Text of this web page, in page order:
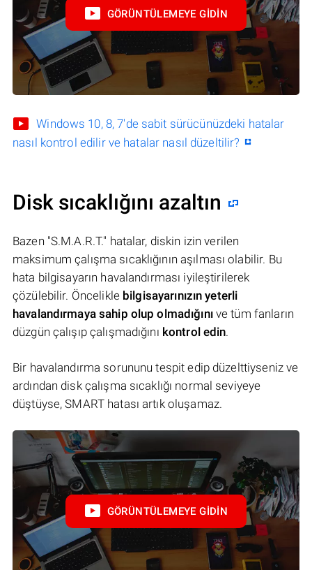
GÖRÜNTÜLEMEYE GIDIN
Windows 10, 8, 7'de sabit sürücünüzdeki hatalar
nasıl kontrol edilir ve hatalar nasıl düzeltilir?
Disk sıcaklığını azaltın
Bazen "S.M.A.R.T." hatalar, diskin izin verilen
maksimum çalışma sıcaklığının aşılması olabilir. Bu
hata bilgisayarın havalandırması iyileştirilerek
çözülebilir. Öncelikle bilgisayarınızın yeterli
havalandırmaya sahip olup olmadığınıve tüm fanların
düzgün çalışıp çalışmadığını kontrol edin.
Bir havalandırma sorununu tespit edip düzelttiyseniz ve
ardından disk çalışma sıcaklığı normal seviyeye
düştüyse, SMART hatası artık oluşamaz.
GÖRÜNTÜLEMEYE GIDIN